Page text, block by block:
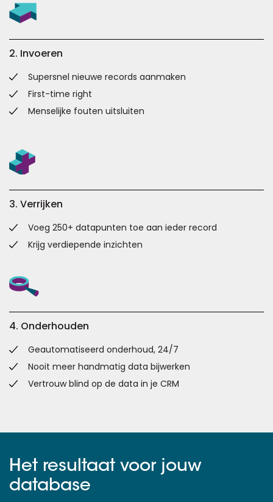
2. Invoeren
Supersnel nieuwe records aanmaken
First-time right
Menselijke fouten uitsluiten
3. Verrijken
Voeg 250+ datapunten toe aan ieder record
Krijg verdiepende inzichten
4. Onderhouden
Geautomatiseerd onderhoud, 24/7
Nooit meer handmatig data bijwerken
Vertrouw blind op de data in je CRM
Het resultaat voor jouw
database